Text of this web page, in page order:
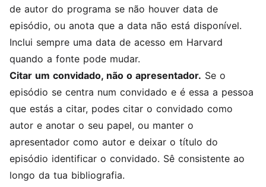
de autor do programa se não houver data de
episódio, ou anota que a data não está disponível.
Inclui sempre uma data de acesso em Harvard
quando a fonte pode mudar.
Citar um convidado, não o apresentador. Se o
episódio se centra num convidado e é essa a pessoa
que estás a citar, podes citar o convidado como
autor e anotar o seu papel, ou manter o
apresentador como autor e deixar o título do
episódio identificar o convidado. Sê consistente ao
longo da tua bibliografia.